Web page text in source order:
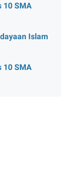
10 SMA
Islam
10 SMA